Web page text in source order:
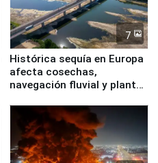
7
Histórica sequía en Europa
afecta cosechas,
navegación fluvial y plantas